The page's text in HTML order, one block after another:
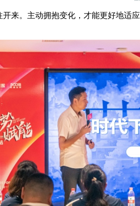
开来。主动拥抱变化，才能更好地适